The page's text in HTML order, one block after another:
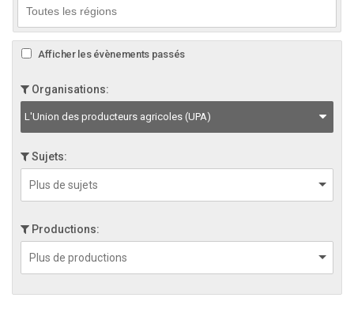
Afficher les évènements passés
Organisations:
L'Union des producteurs agricoles (UPA)
Sujets:
Productions: